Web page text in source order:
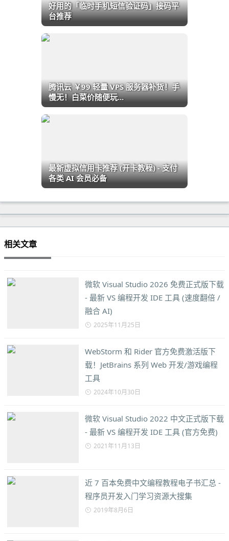
好用的「临时手机短信验证码」接码平
台推荐
腾讯云 ￥99 轻量 VPS 服务器补货！手
慢无！白菜价随便玩...
最新虚拟信用卡推荐 (开卡教程) - 支付
各类 AI 会员必备
相关文章
微软 Visual Studio 2026 免费正式版下载
- 最新 VS 编程开发 IDE 工具 (速度翻倍 /
融合 AI)
2025年11月25日
WebStorm 和 Rider 官方免费激活版下
载！JetBrains 系列 Web 开发/游戏编程
工具
2024年10月30日
微软 Visual Studio 2022 中文正式版下载
- 最新 VS 编程开发 IDE 工具 (官方免费)
2021年11月13日
近 7 百本免费中文编程教程电子书汇总 -
程序员开发入门学习资源大搜集
2019年8月6日